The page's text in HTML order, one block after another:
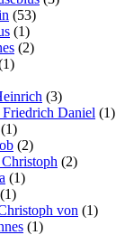
(53)
(1)
(2)
(3)
Daniel (1)
(1)
(2)
(2)
(1)
(1)
von (1)
(1)